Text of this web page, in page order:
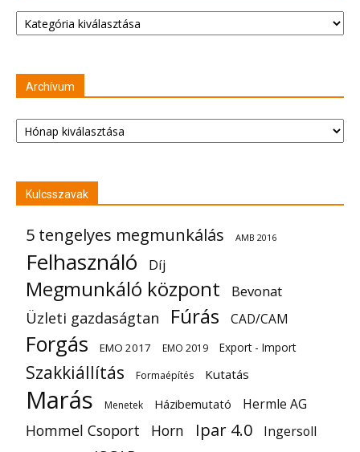
Kategóriák
Archívum
Archívum
Kulcsszavak
5 tengelyes megmunkálás AMB 2016
Felhasználó Díj
Megmunkáló központ Bevonat
Üzleti gazdaságtan Fúrás CAD/CAM
Forgás EMO 2017 EMO 2019 Export - Import
Szakkiállítás Formaépítés Kutatás
Marás Menetek Házibemutató Hermle AG
Hommel Csoport Horn Ipar 4.0 Ingersoll